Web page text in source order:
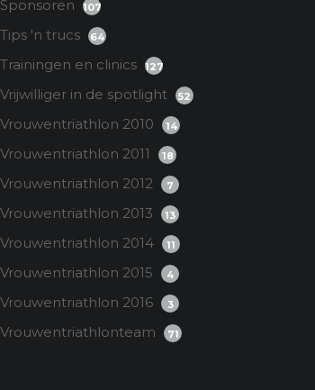
Sponsoren 107
Tips 'n trucs 64
Trainingen en clinics 127
Vrijwilliger in de spotlight 52
Vrouwentriathlon 2010 14
Vrouwentriathlon 2011 18
Vrouwentriathlon 2012 7
Vrouwentriathlon 2013 13
Vrouwentriathlon 2014 11
Vrouwentriathlon 2015 4
Vrouwentriathlon 2016 3
Vrouwentriathlonteam 71